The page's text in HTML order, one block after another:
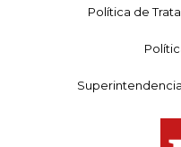
Política de